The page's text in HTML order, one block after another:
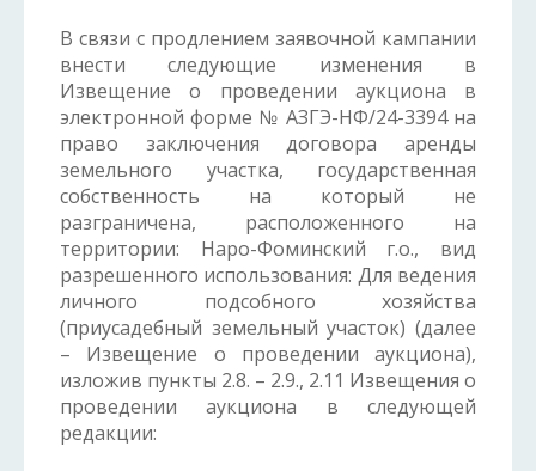
В связи с продлением заявочной кампании
внести следующие изменения в
Извещение о проведении аукциона в
электронной форме № АЗГЭ-НФ/24-3394 на
право заключения договора аренды
земельного участка, государственная
собственность на который не
разграничена, расположенного на
территории: Наро-Фоминский г.о., вид
разрешенного использования: Для ведения
личного подсобного хозяйства
(приусадебный земельный участок) (далее
– Извещение о проведении аукциона),
изложив пункты 2.8. – 2.9., 2.11 Извещения о
проведении аукциона в следующей
редакции: